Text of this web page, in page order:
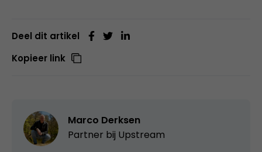
Deel dit artikel
Kopieer link
Marco Derksen
Partner bij Upstream